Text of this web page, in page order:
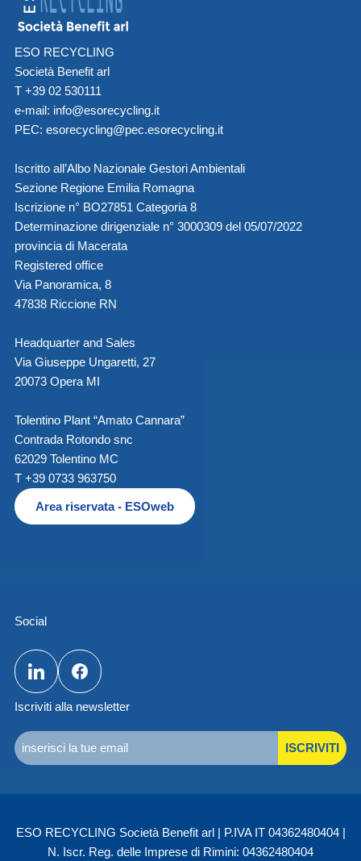
ESO RECYCLING
Società Benefit arl
T +39 02 530111
e-mail: info@esorecycling.it
PEC: esorecycling@pec.esorecycling.it
Iscritto all’Albo Nazionale Gestori Ambientali
Sezione Regione Emilia Romagna
Iscrizione n° BO27851 Categoria 8
Determinazione dirigenziale n° 3000309 del 05/07/2022
provincia di Macerata
Registered office
Via Panoramica, 8
47838 Riccione RN
Headquarter and Sales
Via Giuseppe Ungaretti, 27
20073 Opera MI
Tolentino Plant “Amato Cannara”
Contrada Rotondo snc
62029 Tolentino MC
T +39 0733 963750
Area riservata - ESOweb
Social
Iscriviti alla newsletter
ISCRIVITI
ESO RECYCLING Società Benefit arl | P.IVA IT 04362480404 |
N. Iscr. Reg. delle Imprese di Rimini: 04362480404